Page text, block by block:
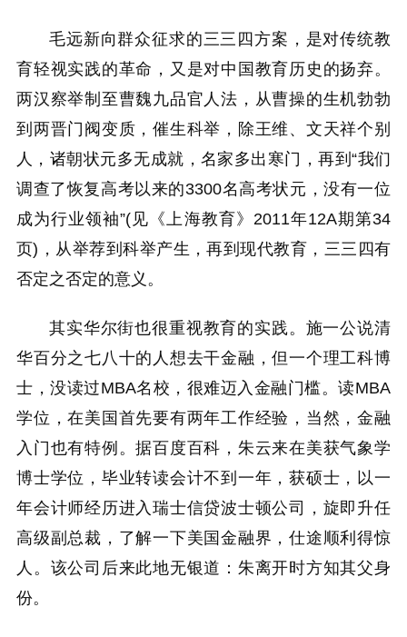
毛远新向群众征求的三三四方案，是对传统教
育轻视实践的革命，又是对中国教育历史的扬弃。
两汉察举制至曹魏九品官人法，从曹操的生机勃勃
到两晋门阀变质，催生科举，除王维、文天祥个别
人，诸朝状元多无成就，名家多出寒门，再到“我们
调查了恢复高考以来的3300名高考状元，没有一位
成为行业领袖”(见《上海教育》2011年12A期第34
页)，从举荐到科举产生，再到现代教育，三三四有
否定之否定的意义。
其实华尔街也很重视教育的实践。施一公说清
华百分之七八十的人想去干金融，但一个理工科博
士，没读过MBA名校，很难迈入金融门槛。读MBA
学位，在美国首先要有两年工作经验，当然，金融
入门也有特例。据百度百科，朱云来在美获气象学
博士学位，毕业转读会计不到一年，获硕士，以一
年会计师经历进入瑞士信贷波士顿公司，旋即升任
高级副总裁，了解一下美国金融界，仕途顺利得惊
人。该公司后来此地无银道：朱离开时方知其父身
份。